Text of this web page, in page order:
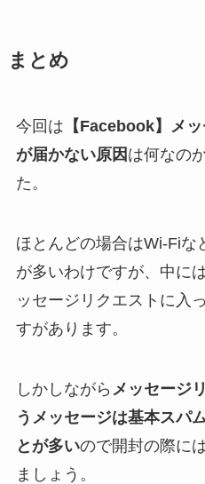
まとめ
今回は 【Facebook】メ
が届かない原因 は何なの
た。
ほとんどの場合はWi-Fiな
が多いわけですが、中に
ッセージリクエストに入
すがあります。
しかしながら メッセージ
うメッセージは基本スパ
とが多いので開封の際に
ましょう。